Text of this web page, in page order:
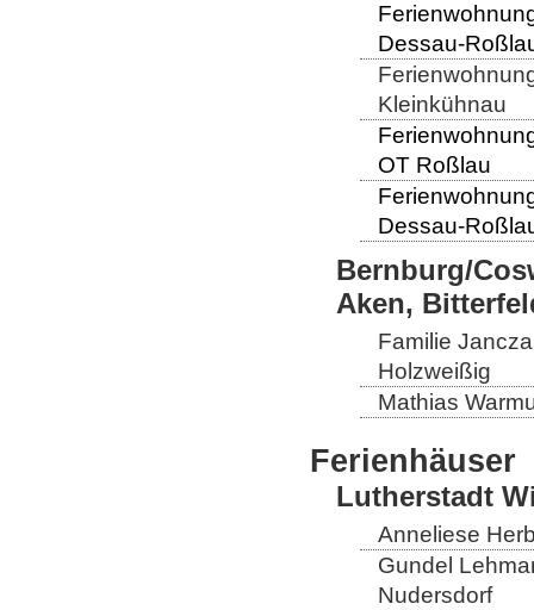
Dessau-
Kleinkühnau
OT Roßlau
Dessau-
Bernburg/
Aken,
Familie
Holzweißig
Mathias
Ferienhäuser
Lutherstadt
Anneliese
Gundel
Nudersdorf